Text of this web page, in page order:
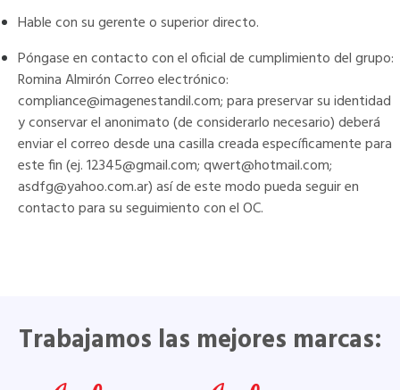
Hable con su gerente o superior directo.
Póngase en contacto con el oficial de cumplimiento del grupo:
Romina Almirón Correo electrónico:
compliance@imagenestandil.com; para preservar su identidad
y conservar el anonimato (de considerarlo necesario) deberá
enviar el correo desde una casilla creada específicamente para
este fin (ej. 12345@gmail.com; qwert@hotmail.com;
asdfg@yahoo.com.ar) así de este modo pueda seguir en
contacto para su seguimiento con el OC.
Trabajamos las mejores marcas: